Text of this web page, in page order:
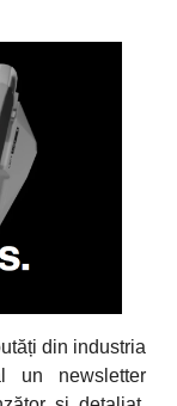
din industria
un newsletter